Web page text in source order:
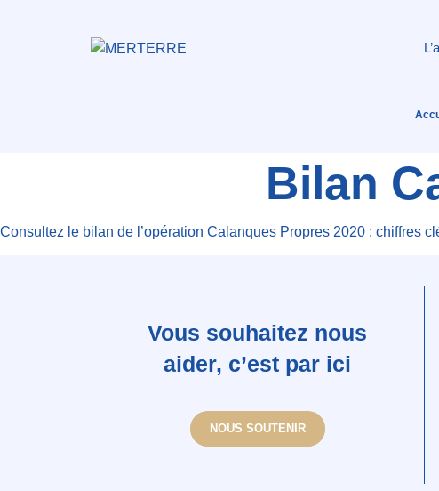
Bilan
Consultez le bilan de l’opération Calanques Propres 2020 : chiffres
Vous souhaitez nous
aider, c’est par ici
NOUS SOUTENIR